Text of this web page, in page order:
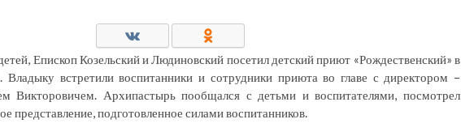
Епископ Козельский и Людиновский посетил детский приют «Рождественский» в
встретили воспитанники и сотрудники приюта во главе с директором –
Викторовичем. Архипастырь пообщался с детьми и воспитателями, посмотрел
представление, подготовленное силами воспитанников.